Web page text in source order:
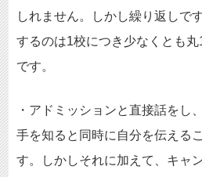
しれません。しかし繰り返しで
するのは1校につき少なくとも
です。
・アドミッションと直接話をし
手を知ると同時に自分を伝える
す。しかしそれに加えて、キャ